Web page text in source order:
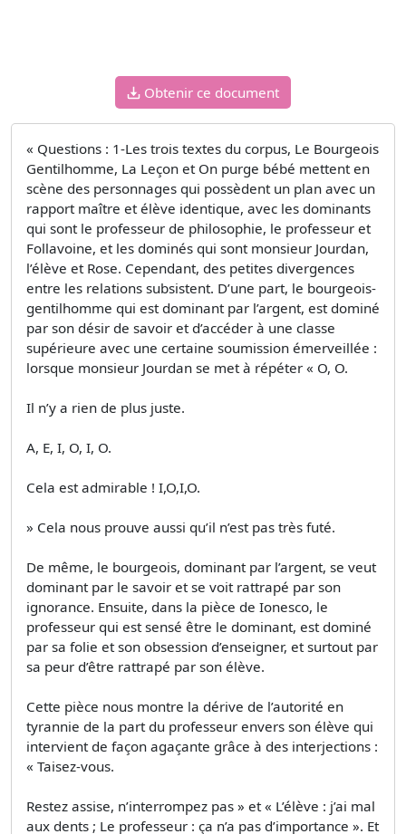
Obtenir ce document
« Questions : 1-Les trois textes du corpus, Le Bourgeois
Gentilhomme, La Leçon et On purge bébé mettent en
scène des personnages qui possèdent un plan avec un
rapport maître et élève identique, avec les dominants
qui sont le professeur de philosophie, le professeur et
Follavoine, et les dominés qui sont monsieur Jourdan,
l’élève et Rose. Cependant, des petites divergences
entre les relations subsistent. D’une part, le bourgeois-
gentilhomme qui est dominant par l’argent, est dominé
par son désir de savoir et d’accéder à une classe
supérieure avec une certaine soumission émerveillée :
lorsque monsieur Jourdan se met à répéter « O, O.
Il n’y a rien de plus juste.
A, E, I, O, I, O.
Cela est admirable ! I,O,I,O.
» Cela nous prouve aussi qu’il n’est pas très futé.
De même, le bourgeois, dominant par l’argent, se veut
dominant par le savoir et se voit rattrapé par son
ignorance. Ensuite, dans la pièce de Ionesco, le
professeur qui est sensé être le dominant, est dominé
par sa folie et son obsession d’enseigner, et surtout par
sa peur d’être rattrapé par son élève.
Cette pièce nous montre la dérive de l’autorité en
tyrannie de la part du professeur envers son élève qui
intervient de façon agaçante grâce à des interjections :
« Taisez-vous.
Restez assise, n’interrompez pas » et « L’élève : j’ai mal
aux dents ; Le professeur : ça n’a pas d’importance ». Et